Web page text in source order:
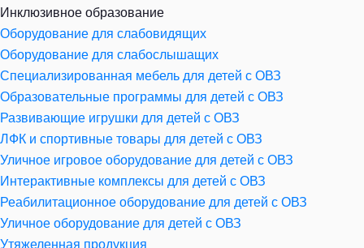
Инклюзивное образование
Оборудование для слабовидящих
Оборудование для слабослышащих
Специализированная мебель для детей с ОВЗ
Образовательные программы для детей с ОВЗ
Развивающие игрушки для детей с ОВЗ
ЛФК и спортивные товары для детей с ОВЗ
Уличное игровое оборудование для детей с ОВЗ
Интерактивные комплексы для детей с ОВЗ
Реабилитационное оборудование для детей с ОВЗ
Уличное оборудование для детей с ОВЗ
Утяжеленная продукция